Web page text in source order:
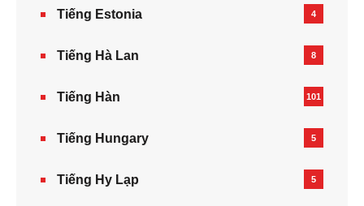
Tiếng Estonia 4
Tiếng Hà Lan 8
Tiếng Hàn 101
Tiếng Hungary 5
Tiếng Hy Lạp 5